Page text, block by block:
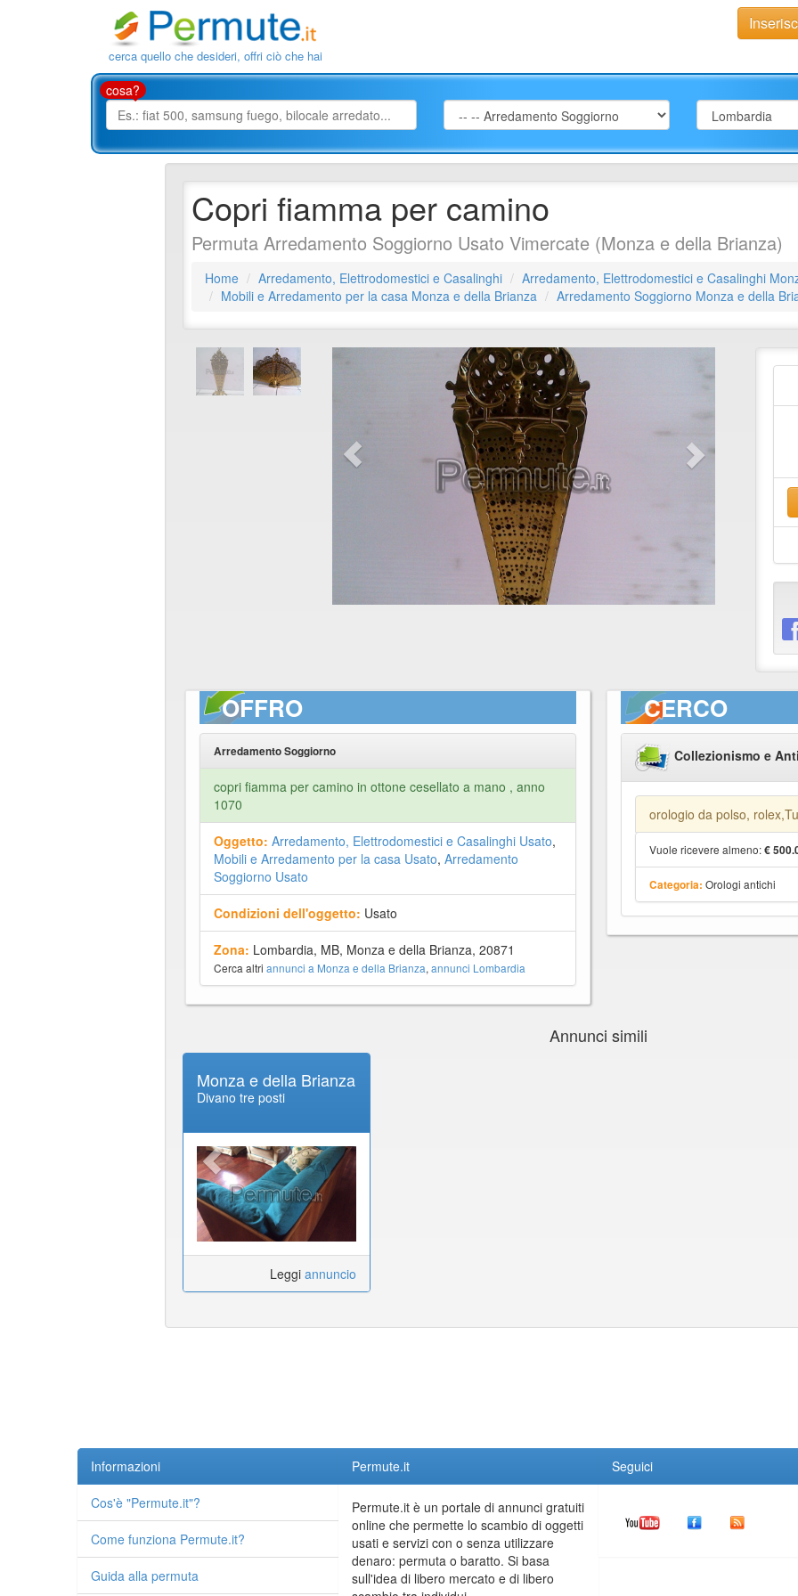
cerca quello che desideri, offri ciò che hai
cosa?
Copri fiamma per camino
Permuta Arredamento Soggiorno Usato Vimercate (Monza e della Brianza)
Home Arredamento, Elettrodomestici e Casalinghi
Arredamento, Elettrodomestici e Casalinghi
Mobili e Arredamento per la casa Monza e della Brianza
Arredamento Soggiorno Monza e della
OFFRO
Arredamento Soggiorno
copri fiamma per camino in ottone cesellato a mano , anno
1070
Oggetto: Arredamento, Elettrodomestici e Casalinghi Usato,
Mobili e Arredamento per la casa Usato, Arredamento
Soggiorno Usato
Condizioni dell'oggetto: Usato
Zona: Lombardia, MB, Monza e della Brianza, 20871
Cerca altri annunci a Monza e della Brianza, annunci Lombardia
CERCO
Collezionismo e
orologio da polso,
Vuole ricevere almeno:€
Categoria: Orologi antichi
Annunci simili
Monza e della Brianza
Divano tre posti
Leggi annuncio
Informazioni
Cos'è "Permute.it"?
Come funziona Permute.it?
Guida alla permuta
Permute.it
Permute.it è un portale di annunci gratuiti
online che permette lo scambio di oggetti
usati e servizi con o senza utilizzare
denaro: permuta o baratto. Si basa
sull'idea di libero mercato e di libero
Seguici